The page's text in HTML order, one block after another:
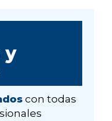
y
con todas